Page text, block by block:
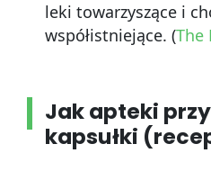
leki towarzyszące i
współistniejące. (The
Jak apteki
kapsułki